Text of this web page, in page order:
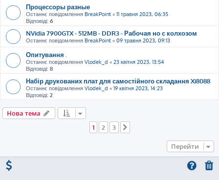
Процессоры разные
Останнє повідомлення BreakPoint « 11 травня 2023, 06:35
Відповіді: 6
NVidia 7900GTX - 512MB - DDR3 - Рабочая но с колхозом
Останнє повідомлення BreakPoint « 09 травня 2023, 09:13
Опитування .
Останнє повідомлення Vlodek_d « 23 квітня 2023, 13:54
Відповіді: 8
Набір друкованих плат для самостійного складання Xi8088
Останнє повідомлення Vlodek_d « 19 квітня 2023, 14:23
Відповіді: 2
Нова тема
1
2 3
Перейти